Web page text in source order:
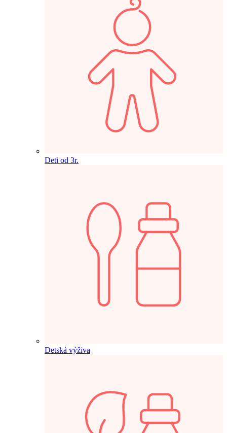
Deti od 3r.
Detská výživa